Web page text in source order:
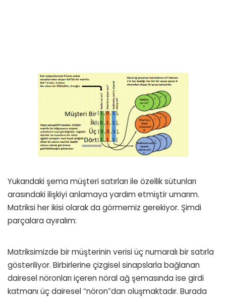
Yukarıdaki şema müşteri satırları ile özellik sütunları
arasındaki ilişkiyi anlamaya yardım etmiştir umarım.
Matriksi her ikisi olarak da görmemiz gerekiyor. Şimdi
parçalara ayıralım:
Matriksimizde bir müşterinin verisi üç numaralı bir satırla
gösteriliyor. Birbirlerine çizgisel sinapslarla bağlanan
dairesel nöronları içeren nöral ağ şemasında ise girdi
katmanı üç dairesel “nöron”dan oluşmaktadır. Burada